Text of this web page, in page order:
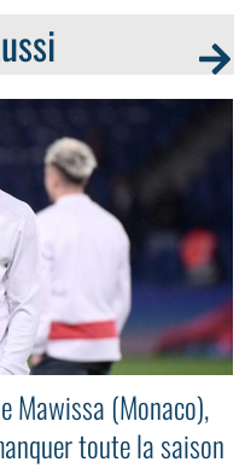
Mawissa (Monaco),
toute la saison